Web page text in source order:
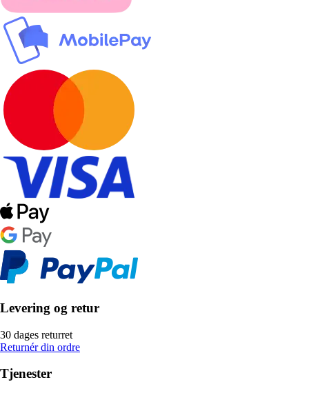
Levering og retur
30 dages returret
Returnér din ordre
Tjenester